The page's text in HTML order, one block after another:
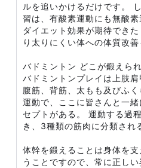
ルを追いかけるだけです。
習は、有酸素運動にも無酸素
ダイエット効果が期待でき
り太りにくい体への体質改善
バドミントン どこが鍛えら
バドミントンプレイは上肢肩
腹筋、背筋、太もも及びふ
運動で、ここに皆さんと一
セプトがある。 運動する過
き、3種類の筋肉に分類され
体幹を鍛えることは身体を
うことですので、常に正し